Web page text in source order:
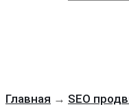
Главная → SEO